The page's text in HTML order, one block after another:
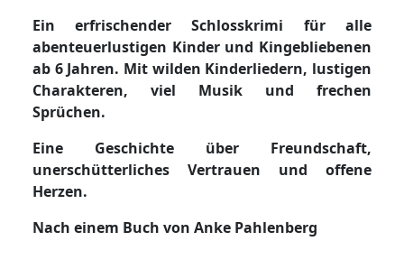
Ein erfrischender Schlosskrimi für alle
abenteuerlustigen Kinder und Kingebliebenen
ab 6 Jahren. Mit wilden Kinderliedern, lustigen
Charakteren, viel Musik und frechen
Sprüchen.
Eine Geschichte über Freundschaft,
unerschütterliches Vertrauen und offene
Herzen.
Nach einem Buch von Anke Pahlenberg